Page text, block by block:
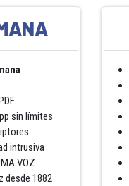
sin límites
intrusiva
VOZ
desde 1882